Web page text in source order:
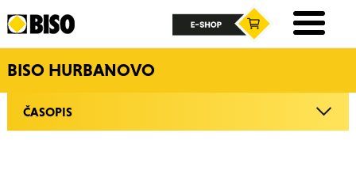
BISO HURBANOVO
ČASOPIS